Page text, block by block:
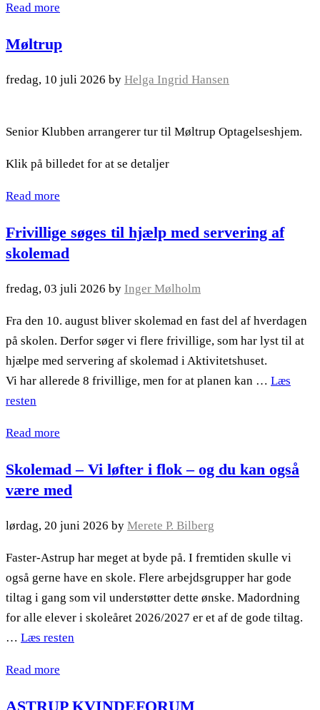
Read more
Møltrup
fredag, 10 juli 2026 by Helga Ingrid Hansen
Senior Klubben arrangerer tur til Møltrup Optagelseshjem.
Klik på billedet for at se detaljer
Read more
Frivillige søges til hjælp med servering af
skolemad
fredag, 03 juli 2026 by Inger Mølholm
Fra den 10. august bliver skolemad en fast del af hverdagen
på skolen. Derfor søger vi flere frivillige, som har lyst til at
hjælpe med servering af skolemad i Aktivitetshuset.
Vi har allerede 8 frivillige, men for at planen kan … Læs
resten
Read more
Skolemad – Vi løfter i flok – og du kan også
være med
lørdag, 20 juni 2026 by Merete P. Bilberg
Faster-Astrup har meget at byde på. I fremtiden skulle vi
også gerne have en skole. Flere arbejdsgrupper har gode
tiltag i gang som vil understøtter dette ønske. Madordning
for alle elever i skoleåret 2026/2027 er et af de gode tiltag.
… Læs resten
Read more
ASTRUP KVINDEFORUM